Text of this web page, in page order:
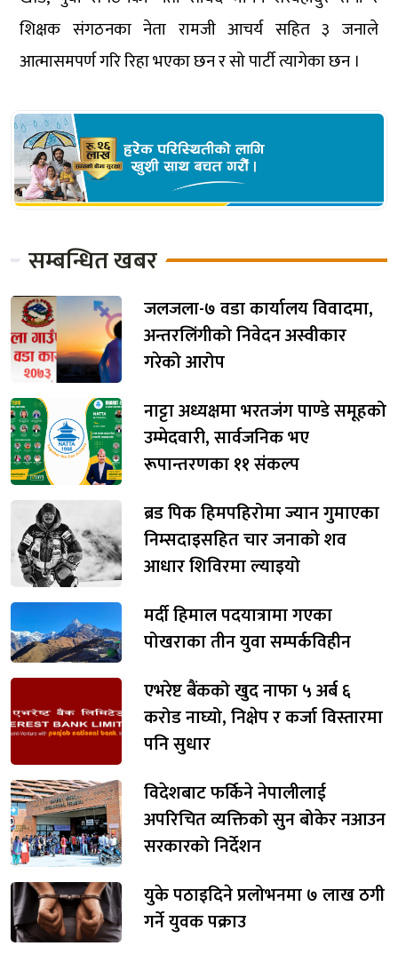
शिक्षक संगठनका नेता रामजी आचर्य सहित ३ जनाले
आत्मासमपर्ण गरि रिहा भएका छन र सो पार्टी त्यागेका छन ।
सम्बन्धित खबर
जलजला-७ वडा कार्यालय विवादमा,
अन्तरलिंगीको निवेदन अस्वीकार
गरेको आरोप
नाट्टा अध्यक्षमा भरतजंग पाण्डे समूहको
उम्मेदवारी, सार्वजनिक भए
रूपान्तरणका ११ संकल्प
ब्रड पिक हिमपहिरोमा ज्यान गुमाएका
निम्सदाइसहित चार जनाको शव
आधार शिविरमा ल्याइयो
मर्दी हिमाल पदयात्रामा गएका
पोखराका तीन युवा सम्पर्कविहीन
एभरेष्ट बैंकको खुद नाफा ५ अर्ब ६
करोड नाघ्यो, निक्षेप र कर्जा विस्तारमा
पनि सुधार
विदेशबाट फर्किने नेपालीलाई
अपरिचित व्यक्तिको सुन बोकेर नआउन
सरकारको निर्देशन
युके पठाइदिने प्रलोभनमा ७ लाख ठगी
गर्ने युवक पक्राउ